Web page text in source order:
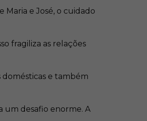
e José, o cuidado
fragiliza as relações
domésticas e também
um desafio enorme. A